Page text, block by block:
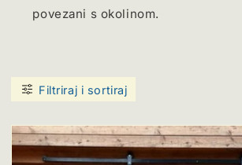
povezani s okolinom.
Filtriraj i sortiraj